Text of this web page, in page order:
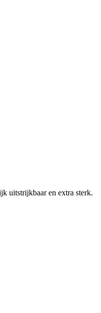
uitstrijkbaar en extra sterk.